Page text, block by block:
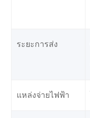
ระยะการส่ง
แหล่งจ่ายไฟฟ้า